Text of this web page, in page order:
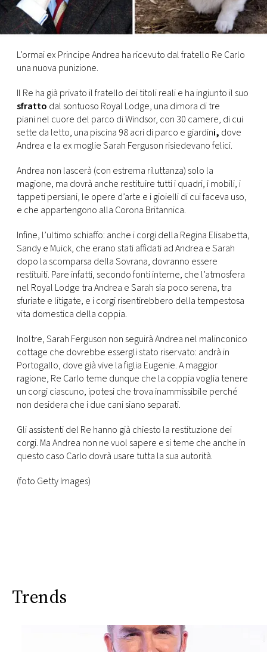
TV
PRINCIPATO
DI
MONACO
RMC
CONSIGLIA
L’ormai ex Principe Andrea ha ricevuto dal fratello Re Carlo
una nuova punizione.
Il Re ha già privato il fratello dei titoli reali e ha ingiunto il suo
sfratto dal sontuoso Royal Lodge, una dimora di tre
piani nel cuore del parco di Windsor, con 30 camere, di cui
sette da letto, una piscina 98 acri di parco e giardini, dove
Andrea e la ex moglie Sarah Ferguson risiedevano felici.
Andrea non lascerà (con estrema riluttanza) solo la
magione, ma dovrà anche restituire tutti i quadri, i mobili, i
tappeti persiani, le opere d’arte e i gioielli di cui faceva uso,
e che appartengono alla Corona Britannica.
Infine, l’ultimo schiaffo: anche i corgi della Regina Elisabetta,
Sandy e Muick, che erano stati affidati ad Andrea e Sarah
dopo la scomparsa della Sovrana, dovranno essere
restituiti. Pare infatti, secondo fonti interne, che l’atmosfera
nel Royal Lodge tra Andrea e Sarah sia poco serena, tra
sfuriate e litigate, e i corgi risentirebbero della tempestosa
vita domestica della coppia.
Inoltre, Sarah Ferguson non seguirà Andrea nel malinconico
cottage che dovrebbe essergli stato riservato: andrà in
Portogallo, dove già vive la figlia Eugenie. A maggior
ragione, Re Carlo teme dunque che la coppia voglia tenere
un corgi ciascuno, ipotesi che trova inammissibile perché
non desidera che i due cani siano separati.
Gli assistenti del Re hanno già chiesto la restituzione dei
corgi. Ma Andrea non ne vuol sapere e si teme che anche in
questo caso Carlo dovrà usare tutta la sua autorità.
(foto Getty Images)
Trends